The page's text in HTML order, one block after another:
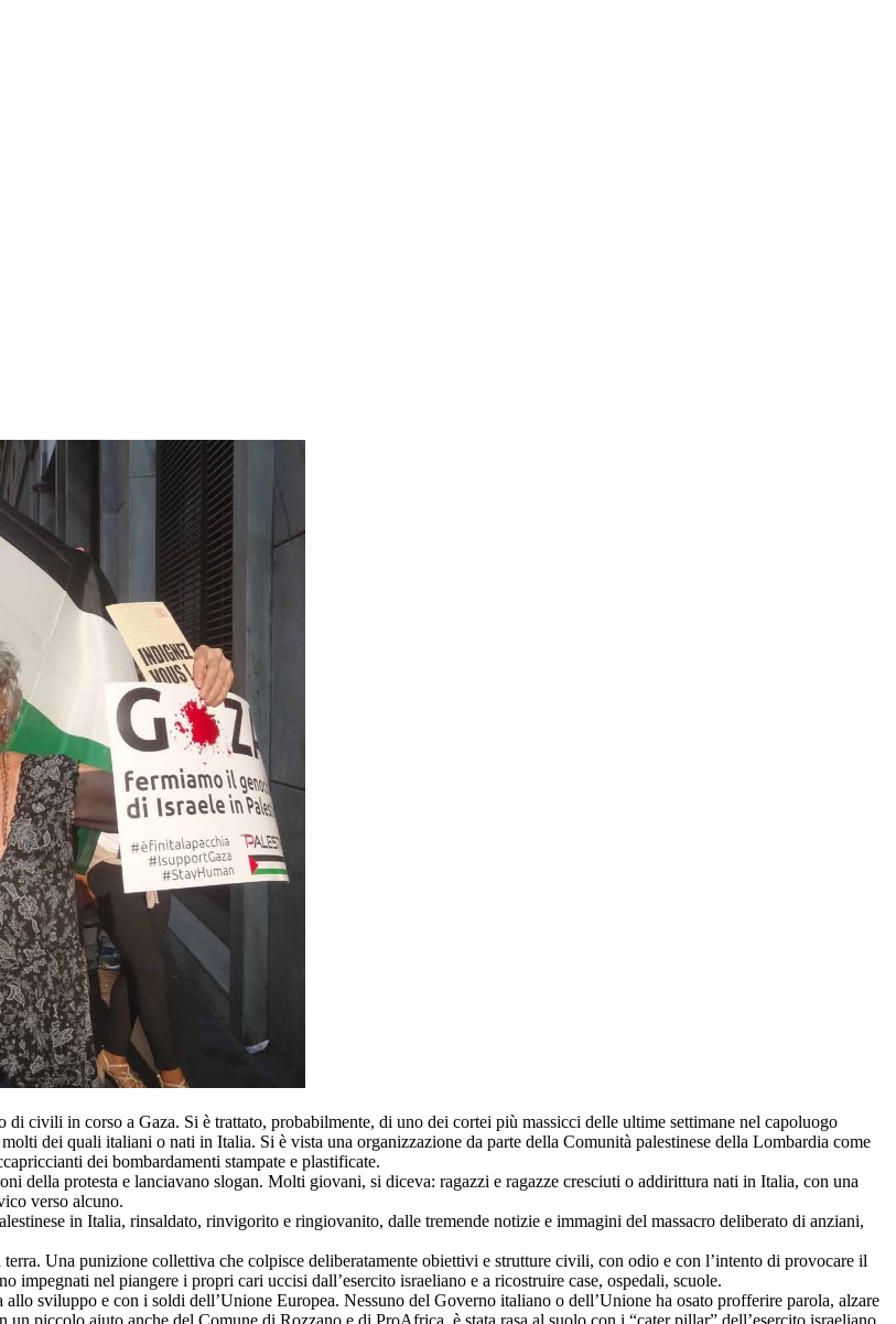
di civili in corso a Gaza. Si è trattato, probabilmente, di uno dei cortei più massicci delle ultime settimane nel capoluogo
dei quali italiani o nati in Italia. Si è vista una organizzazione da parte della Comunità palestinese della Lombardia come
dei bombardamenti stampate e plastificate.
della protesta e lanciavano slogan. Molti giovani, si diceva: ragazzi e ragazze cresciuti o addirittura nati in Italia, con una
verso alcuno.
in Italia, rinsaldato, rinvigorito e ringiovanito, dalle tremende notizie e immagini del massacro deliberato di anziani,
Una punizione collettiva che colpisce deliberatamente obiettivi e strutture civili, con odio e con l’intento di provocare il
nel piangere i propri cari uccisi dall’esercito israeliano e a ricostruire case, ospedali, scuole.
sviluppo e con i soldi dell’Unione Europea. Nessuno del Governo italiano o dell’Unione ha osato profferire parola, alzare
piccolo aiuto anche del Comune di Rozzano e di ProAfrica, è stata rasa al suolo con i “cater pillar” dell’esercito israeliano